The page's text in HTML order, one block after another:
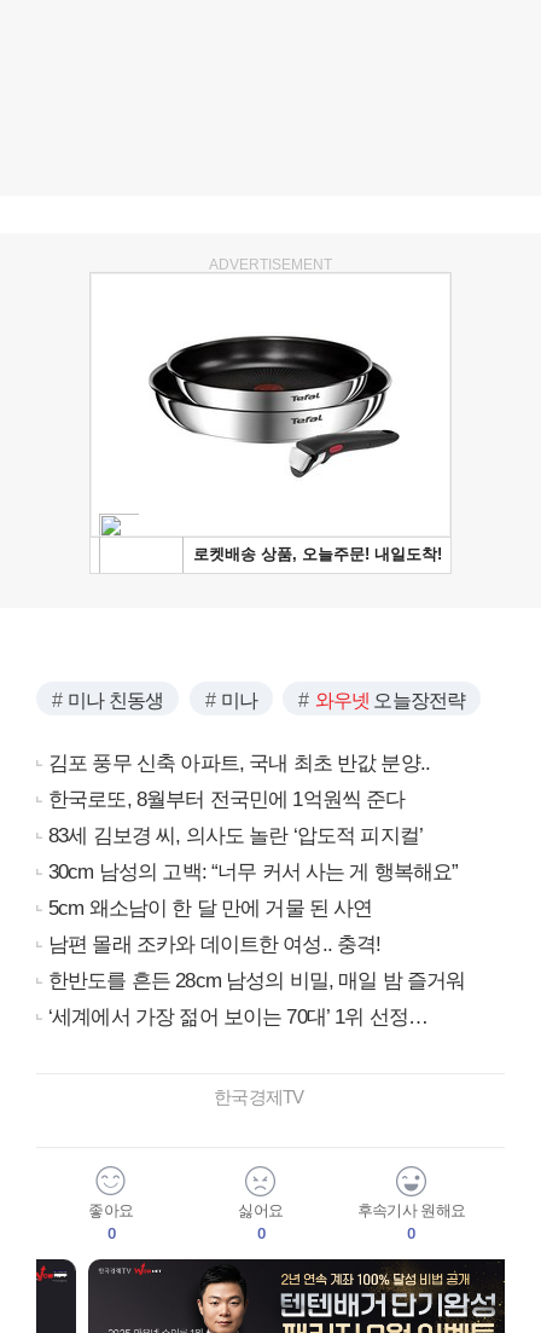
ADVERTISEMENT
미나 친동생 미나 와우넷 오늘장전략
김포 풍무 신축 아파트, 국내 최초 반값 분양..
한국로또, 8월부터 전국민에 1억원씩 준다
83세 김보경 씨, 의사도 놀란 ‘압도적 피지컬’
30cm 남성의 고백: “너무 커서 사는 게 행복해요”
5cm 왜소남이 한 달 만에 거물 된 사연
남편 몰래 조카와 데이트한 여성.. 충격!
한반도를 흔든 28cm 남성의 비밀, 매일 밤 즐거워
‘세계에서 가장 젊어 보이는 70대’ 1위 선정…
한국경제TV
좋아요
0
싫어요
0
후속기사 원해요
0